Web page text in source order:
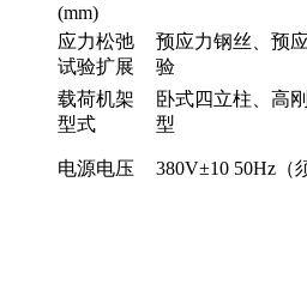
(mm)
应力松弛
试验扩展
预应力钢丝、预
验
载荷机架
型式
卧式四立柱、高
型
电源电压 380V±10 50Hz（